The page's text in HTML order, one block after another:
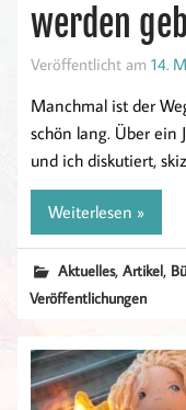
werden
Veröffentlicht am 14.
Manchmal ist der
schön lang. Über ein
und ich diskutiert,
Weiterlesen »
Aktuelles,Artikel,
Veröffentlichungen